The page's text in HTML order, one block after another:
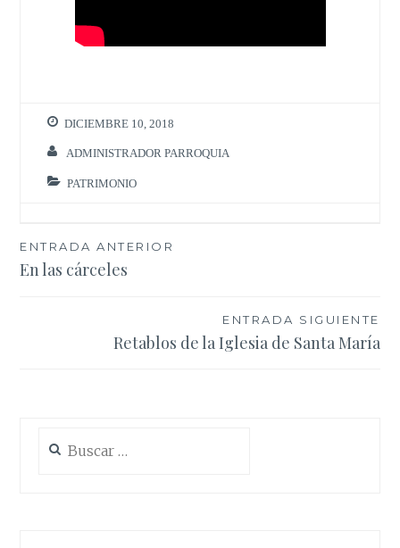
DICIEMBRE 10, 2018
ADMINISTRADOR PARROQUIA
PATRIMONIO
Navegación
de
ENTRADA ANTERIOR
En las cárceles
ENTRADA SIGUIENTE
Retablos de la Iglesia de Santa María